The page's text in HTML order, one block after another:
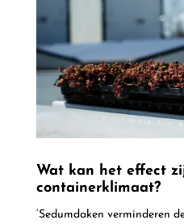
Wat kan het effect
containerklimaat?
‘Sedumdaken verminderen